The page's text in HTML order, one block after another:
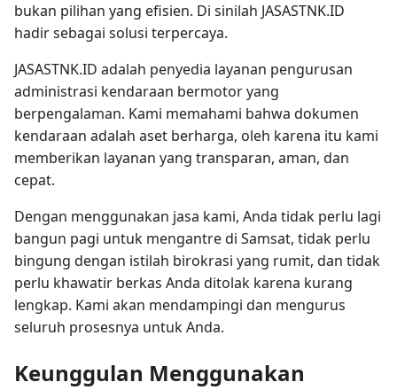
bukan pilihan yang efisien. Di sinilah JASASTNK.ID
hadir sebagai solusi terpercaya.
JASASTNK.ID adalah penyedia layanan pengurusan
administrasi kendaraan bermotor yang
berpengalaman. Kami memahami bahwa dokumen
kendaraan adalah aset berharga, oleh karena itu kami
memberikan layanan yang transparan, aman, dan
cepat.
Dengan menggunakan jasa kami, Anda tidak perlu lagi
bangun pagi untuk mengantre di Samsat, tidak perlu
bingung dengan istilah birokrasi yang rumit, dan tidak
perlu khawatir berkas Anda ditolak karena kurang
lengkap. Kami akan mendampingi dan mengurus
seluruh prosesnya untuk Anda.
Keunggulan Menggunakan